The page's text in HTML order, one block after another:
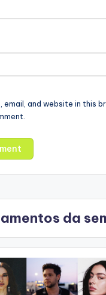
email, and website in this
da